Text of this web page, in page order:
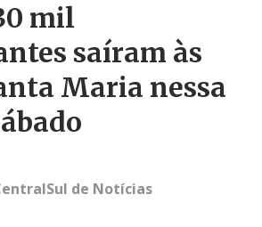
mil
saíram às
Maria nessa
de Notícias